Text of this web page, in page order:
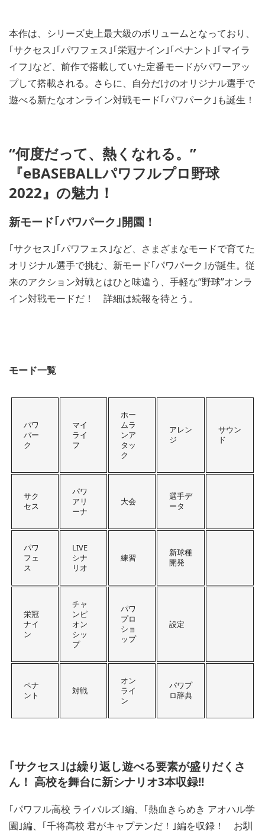
本作は、シリーズ史上最大級のボリュームとなっており、
｢サクセス｣｢パワフェス｣｢栄冠ナイン｣｢ペナント｣｢マイラ
イフ｣など、前作で搭載していた定番モードがパワーアッ
プして搭載される。さらに、自分だけのオリジナル選手で
遊べる新たなオンライン対戦モード｢パワパーク｣も誕生！
“何度だって、熱くなれる。”
『eBASEBALLパワフルプロ野球
2022』の魅力！
新モード｢パワパーク｣開園！
｢サクセス｣｢パワフェス｣など、さまざまなモードで育てた
オリジナル選手で挑む、新モード｢パワパーク｣が誕生。従
来のアクション対戦とはひと味違う、手軽な“野球”オンラ
イン対戦モードだ！ 詳細は続報を待とう。
モード一覧
パワ
パー
ク
マイ
ライ
フ
ホー
ムラ
ンア
タッ
ク
アレン
ジ
サウン
ド
サク
セス
パワ
アリ
ーナ
大会
選手デ
ータ
パワ
フェ
ス
LIVE
シナ
リオ
練習
新球種
開発
栄冠
ナイ
ン
チャ
ンピ
オン
シッ
プ
パワ
プロ
ショ
ップ
設定
ペナ
ント
対戦
オン
ライ
ン
パワプ
ロ辞典
｢サクセス｣は繰り返し遊べる要素が盛りだくさ
ん！ 高校を舞台に新シナリオ3本収録!!
｢パワフル高校 ライバルズ｣編、｢熱血きらめき アオハル学
園｣編、｢千将高校 君がキャプテンだ！｣編を収録！ お馴